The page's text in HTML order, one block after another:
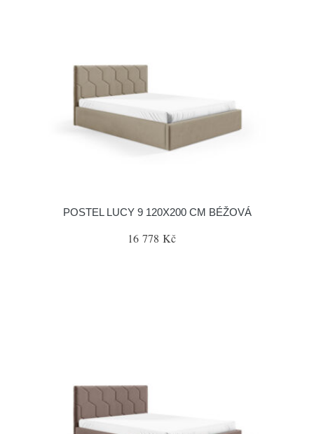
POSTEL LUCY 9 120X200 CM BÉŽOVÁ
16 778 Kč